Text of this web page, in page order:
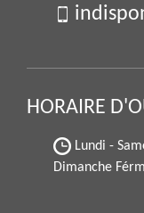
HORAIRE
Lundi -
Dimanche